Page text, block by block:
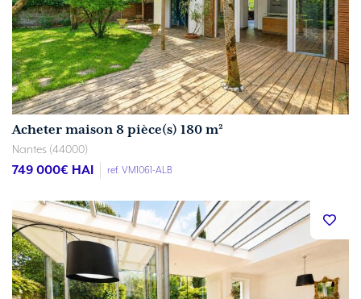
Acheter maison 8 pièce(s) 180 m²
Nantes (44000)
749 000€ HAI ref. VM1061-ALB